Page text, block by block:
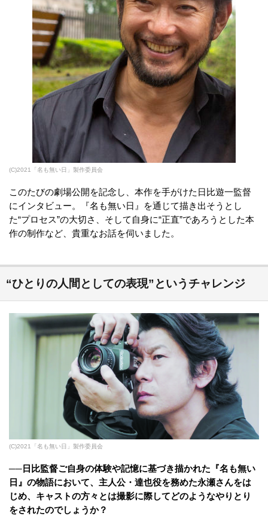
(C)2021「名も無い日」製作委員会
このたびの劇場公開を記念し、本作を手がけた日比遊一監督
にインタビュー。『名も無い日』を通じて描き出そうとし
た“プロセス”の大切さ、そして自身に“正直”であろうとした本
作の制作など、貴重なお話を伺いました。
“ひとりの人間としての表現”というチャレンジ
(C)2021「名も無い日」製作委員会
──日比監督ご自身の体験や記憶に基づき描かれた『名も無い
日』の物語において、主人公・達也役を務めた永瀬さんをは
じめ、キャストの方々とは撮影に際してどのようなやりとり
をされたのでしょうか？